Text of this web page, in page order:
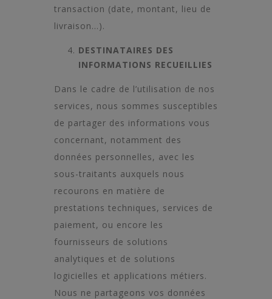
transaction (date, montant, lieu de
livraison…).
DESTINATAIRES DES
INFORMATIONS RECUEILLIES
Dans le cadre de l’utilisation de nos
services, nous sommes susceptibles
de partager des informations vous
concernant, notamment des
données personnelles, avec les
sous-traitants auxquels nous
recourons en matière de
prestations techniques, services de
paiement, ou encore les
fournisseurs de solutions
analytiques et de solutions
logicielles et applications métiers.
Nous ne partageons vos données